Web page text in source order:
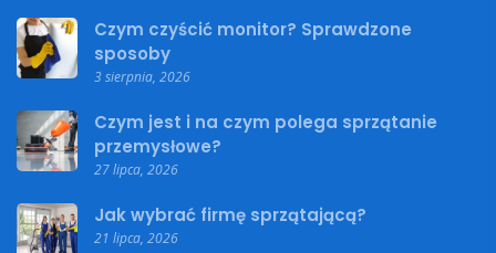
Czym czyścić monitor? Sprawdzone
sposoby
3 sierpnia, 2026
Czym jest i na czym polega sprzątanie
przemysłowe?
27 lipca, 2026
Jak wybrać firmę sprzątającą?
21 lipca, 2026